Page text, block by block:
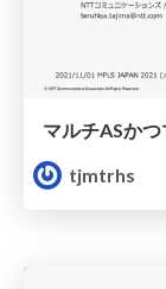
tjmtrhs